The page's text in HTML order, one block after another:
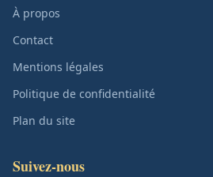
À propos
Contact
Mentions légales
Politique de confidentialité
Plan du site
Suivez-nous